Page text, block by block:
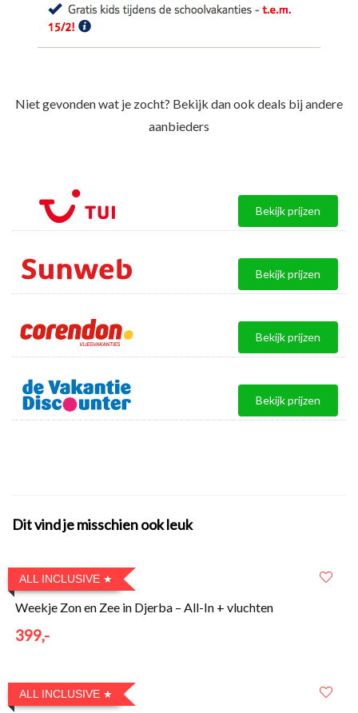
Niet gevonden wat je zocht? Bekijk dan ook deals bij andere
aanbieders
Bekijk prijzen
Bekijk prijzen
Bekijk prijzen
Bekijk prijzen
Dit vind je misschien ook leuk
ALL INCLUSIVE
Weekje Zon en Zee in Djerba – All-In + vluchten
399,-
ALL INCLUSIVE